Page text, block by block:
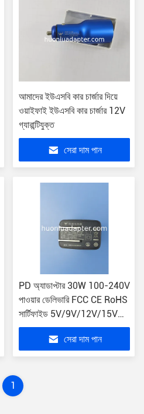
আমাদের ইউএসবি কার চার্জার দিয়ে
ওয়াইফাই ইউএসবি কার চার্জার 12V
গ্যারান্টিযুক্ত
সেরা দাম পান
PD অ্যাডাপ্টার 30W 100-240V
পাওয়ার ডেলিভারি FCC CE RoHS
সার্টিফাইড 5V/9V/12V/15V
অ্যাডাপ্টার
সেরা দাম পান
1